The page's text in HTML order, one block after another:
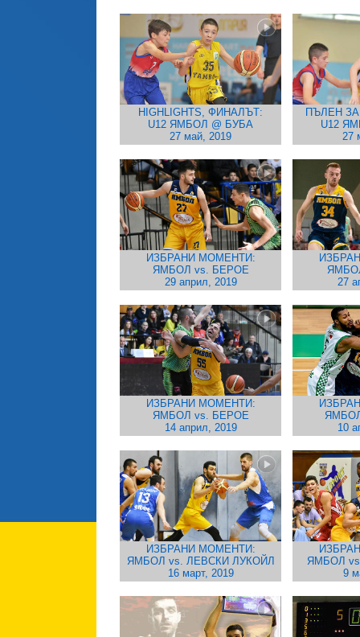
HIGHLIGHTS, ФИНАЛЪТ:
U12 ЯМБОЛ @ БУБА
27 май, 2019
ПЪЛЕН
U12
27
ИЗБРАНИ МОМЕНТИ:
ЯМБОЛ vs. БЕРОЕ
29 април, 2019
27
ИЗБРАНИ МОМЕНТИ:
ЯМБОЛ vs. БЕРОЕ
14 април, 2019
10
ИЗБРАНИ МОМЕНТИ:
ЯМБОЛ vs. ЛЕВСКИ ЛУКОЙЛ
16 март, 2019
ЯМБОЛ
9